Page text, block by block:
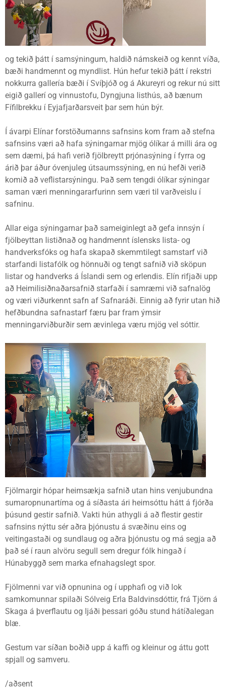
og tekið þátt í samsýningum, haldið námskeið og kennt víða,
bæði handmennt og myndlist. Hún hefur tekið þátt í rekstri
nokkurra gallería bæði í Svíþjóð og á Akureyri og rekur nú sitt
eigið gallerí og vinnustofu, Dyngjuna listhús, að bænum
Fífilbrekku í Eyjafjarðarsveit þar sem hún býr.
Í ávarpi Elínar forstöðumanns safnsins kom fram að stefna
safnsins væri að hafa sýningarnar mjög ólíkar á milli ára og
sem dæmi, þá hafi verið fjölbreytt prjónasýning í fyrra og
árið þar áður óvenjuleg útsaumssýning, en nú hefði verið
komið að veflistarsýningu. Það sem tengdi ólíkar sýningar
saman væri menningararfurinn sem væri til varðveislu í
safninu.
Allar eiga sýningarnar það sameiginlegt að gefa innsýn í
fjölbeyttan listiðnað og handmennt íslensks lista- og
handverksfóks og hafa skapað skemmtilegt samstarf við
starfandi listafólk og hönnuði og tengt safnið við sköpun
listar og handverks á Íslandi sem og erlendis. Elín rifjaði upp
að Heimilisiðnaðarsafnið starfaði í samræmi við safnalög
og væri viðurkennt safn af Safnaráði. Einnig að fyrir utan hið
hefðbundna safnastarf færu þar fram ýmsir
menningarviðburðir sem ævinlega væru mjög vel sóttir.
Fjölmargir hópar heimsækja safnið utan hins venjubundna
sumaropnunartíma og á síðasta ári heimsóttu hátt á fjórða
þúsund gestir safnið. Vakti hún athygli á að flestir gestir
safnsins nýttu sér aðra þjónustu á svæðinu eins og
veitingastaði og sundlaug og aðra þjónustu og má segja að
það sé í raun alvöru segull sem dregur fólk hingað í
Húnabyggð sem marka efnahagslegt spor.
Fjölmenni var við opnunina og í upphafi og við lok
samkomunnar spilaði Sólveig Erla Baldvinsdóttir, frá Tjörn á
Skaga á þverflautu og ljáði þessari góðu stund hátíðalegan
blæ.
Gestum var síðan boðið upp á kaffi og kleinur og áttu gott
spjall og samveru.
/aðsent